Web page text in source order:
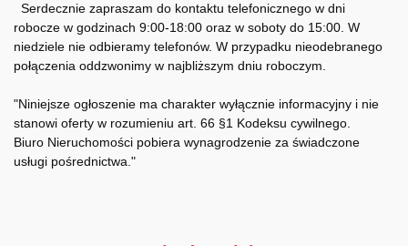
Serdecznie zapraszam do kontaktu telefonicznego w dni
robocze w godzinach 9:00-18:00 oraz w soboty do 15:00. W
niedziele nie odbieramy telefonów. W przypadku nieodebranego
połączenia oddzwonimy w najbliższym dniu roboczym.
"Niniejsze ogłoszenie ma charakter wyłącznie informacyjny i nie
stanowi oferty w rozumieniu art. 66 §1 Kodeksu cywilnego.
Biuro Nieruchomości pobiera wynagrodzenie za świadczone
usługi pośrednictwa."